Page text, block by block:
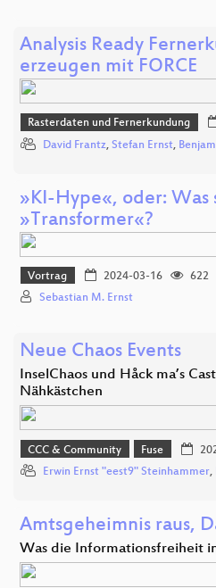
Analysis Ready
erzeugen mit FORCE
Rasterdaten und Fernerkundung
David Frantz, Stefan Ernst,
»KI-Hype«, oder:
»Transformer«?
Vortrag 2024-03-16
622
Sebastian M. Ernst
Neue Chaos Events
InselChaos und Håck ma’s
Nähkästchen
CCC & Community Fuse
Erwin Ernst "eest9" Steinhammer,
Amtsgeheimnis raus,
Was die Informationsfreiheit